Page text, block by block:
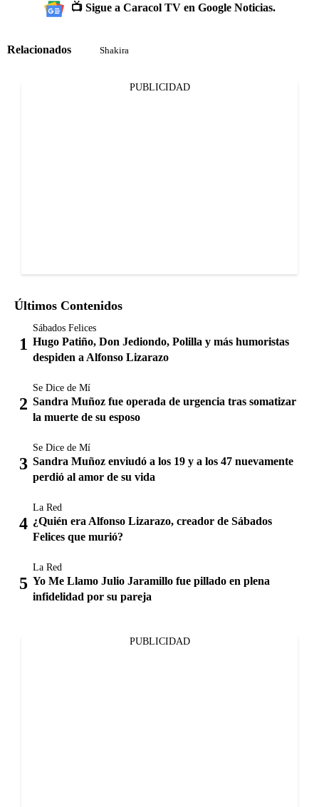
📺 Sigue a Caracol TV en Google Noticias.
Relacionados Shakira
PUBLICIDAD
Últimos Contenidos
Sábados Felices
Hugo Patiño, Don Jediondo, Polilla y más humoristas
despiden a Alfonso Lizarazo
Se Dice de Mí
Sandra Muñoz fue operada de urgencia tras somatizar
la muerte de su esposo
Se Dice de Mí
Sandra Muñoz enviudó a los 19 y a los 47 nuevamente
perdió al amor de su vida
La Red
¿Quién era Alfonso Lizarazo, creador de Sábados
Felices que murió?
La Red
Yo Me Llamo Julio Jaramillo fue pillado en plena
infidelidad por su pareja
PUBLICIDAD